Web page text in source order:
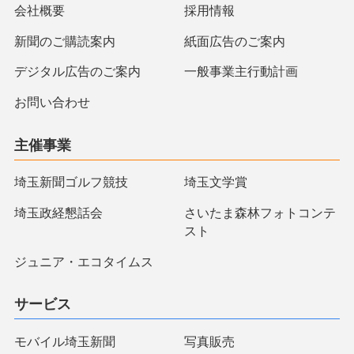
会社概要 採用情報
新聞のご購読案内 紙面広告のご案内
デジタル広告のご案内 一般事業主行動計画
お問い合わせ
主催事業
埼玉新聞ゴルフ競技 埼玉文学賞
埼玉政経懇話会
さいたま森林フォトコンテ
スト
ジュニア・エコタイムス
サービス
モバイル埼玉新聞 写真販売